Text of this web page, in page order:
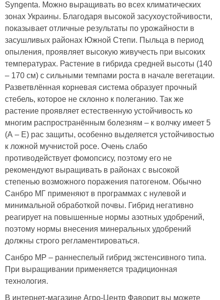
Syngenta. Можно выращивать во всех климатических
зонах Украины. Благодаря высокой засухоустойчивости,
показывает отличные результаты по урожайности в
засушливых районах Южной Степи. Пыльца в период
опыления, проявляет высокую живучесть при высоких
температурах. Растение в гибрида средней высоты (140
– 170 см) с сильными темпами роста в начале вегетации.
Разветвлённая корневая система образует прочный
стебель, которое не склонно к полеганию. Так же
растение проявляет естественную устойчивость ко
многим распространённым болезням – к волчку имеет 5
(А – Е) рас защиты, особенно выделяется устойчивостью
к ложной мучнистой росе. Очень слабо
противодействует фомопсису, поэтому его не
рекомендуют выращивать в районах с высокой
степенью возможного поражения патогеном. Обычно
Санбро МГ применяют в программах с нулевой и
минимальной обработкой почвы. Гибрид негативно
реагирует на повышенные нормы азотных удобрений,
поэтому нормы внесения минеральных удобрений
должны строго регламентироваться.
Санбро МР – раннеспелый гибрид экстенсивного типа.
При выращивании применяется традиционная
технология.
В интернет-магазине Агро-Центр Фаворит вы можете